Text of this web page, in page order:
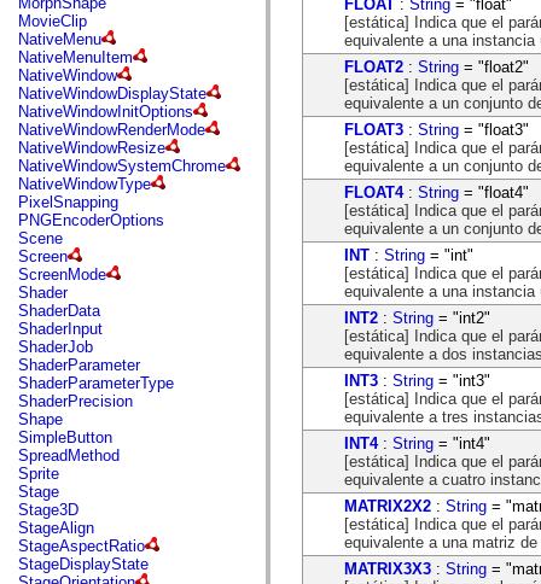
flash.text.engine
flash.text.ime
flash.ui
flash.utils
flash.xml
flashx.textLayout
flashx.textLayout.compose
flashx.textLayout.container
flashx.textLayout.conversion
flashx.textLayout.edit
flashx.textLayout.elements
flashx.textLayout.events
flashx.textLayout.factory
flashx.textLayout.formats
flashx.textLayout.operations
flashx.textLayout.utils
flashx.undo
mx.accessibility
mx.automation
mx.automation.air
mx.automation.delegates
mx.automation.delegates.advancedDataGrid
mx.automation.delegates.charts
mx.automation.delegates.containers
mx.automation.delegates.controls
mx.automation.delegates.controls.dataGridClasses
mx.automation.delegates.controls.fileSystemClasses
mx.automation.delegates.core
mx.automation.delegates.flashflexkit
mx.automation.events
mx.binding
mx.binding.utils
MovieClip
NativeMenu
NativeMenuItem
NativeWindow
NativeWindowDisplayState
NativeWindowInitOptions
NativeWindowRenderMode
NativeWindowResize
NativeWindowSystemChrome
NativeWindowType
PixelSnapping
PNGEncoderOptions
Scene
Screen
ScreenMode
Shader
ShaderData
ShaderInput
ShaderJob
ShaderParameter
ShaderParameterType
ShaderPrecision
Shape
SimpleButton
SpreadMethod
Sprite
Stage
Stage3D
StageAlign
StageAspectRatio
StageDisplayState
FLOAT : String = "float"
[estática] Indica que el
equivalente a una
FLOAT2 : String = "float2"
[estática] Indica que el
equivalente a un conjunto
FLOAT3 : String = "float3"
[estática] Indica que el
equivalente a un conjunto
FLOAT4: String = "float4"
[estática] Indica que el
equivalente a un conjunto
INT : String = "int"
[estática] Indica que el
equivalente a una
INT2 : String = "int2"
[estática] Indica que el
equivalente a dos
INT3 : String = "int3"
[estática] Indica que el
equivalente a tres
INT4: String = "int4"
[estática] Indica que el
equivalente a cuatro
MATRIX2X2 : String =
[estática] Indica que el
equivalente a una matriz
MATRIX3X3 : String =